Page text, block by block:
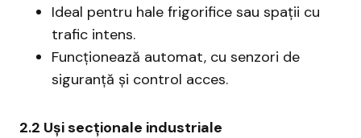
Ideal pentru hale frigorifice sau spații cu
trafic intens.
Funcționează automat, cu senzori de
siguranță și control acces.
2.2 Uși secționale industriale